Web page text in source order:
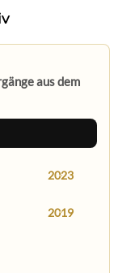
aus dem
2023
2019